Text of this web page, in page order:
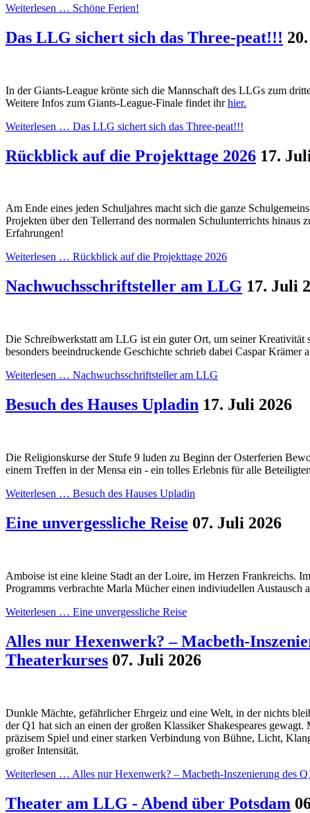
Weiterlesen … Schöne Ferien!
Das LLG sichert sich das Three-peat!!!
In der Giants-League krönte sich die Mannschaft des LLGs zum
Weitere Infos zum Giants-League-Finale findet ihrhier.
Weiterlesen … Das LLG sichert sich das Three-peat!!!
Rückblick auf die Projekttage 2026 17.
Am Ende eines jeden Schuljahres macht sich die ganze
Projekten über den Tellerrand des normalen Schulunterrichts hinaus
Erfahrungen!
Weiterlesen … Rückblick auf die Projekttage 2026
Nachwuchsschriftsteller am LLG 17. Juli
Die Schreibwerkstatt am LLG ist ein guter Ort, um seiner Kreativität
besonders beeindruckende Geschichte schrieb dabei Caspar Krämer
Weiterlesen … Nachwuchsschriftsteller am LLG
Besuch des Hauses Upladin 17. Juli 2026
Die Religionskurse der Stufe 9 luden zu Beginn der Osterferien
einem Treffen in der Mensa ein - ein tolles Erlebnis für alle
Weiterlesen … Besuch des Hauses Upladin
Eine unvergessliche Reise 07. Juli 2026
Amboise ist eine kleine Stadt an der Loire, im Herzen Frankreichs.
Programms verbrachte Marla Mücher einen indiviudellen Austausch
Weiterlesen … Eine unvergessliche Reise
Alles nur Hexenwerk? – Macbeth-
Theaterkurses 07. Juli 2026
Dunkle Mächte, gefährlicher Ehrgeiz und eine Welt, in der nichts
der Q1 hat sich an einen der großen Klassiker Shakespeares
präzisem Spiel und einer starken Verbindung von Bühne, Licht,
großer Intensität.
Weiterlesen … Alles nur Hexenwerk? – Macbeth-Inszenierung des
Theater am LLG - Abend über Potsdam